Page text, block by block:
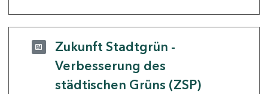
Zukunft Stadtgrün -
Verbesserung des
städtischen Grüns (ZSP)